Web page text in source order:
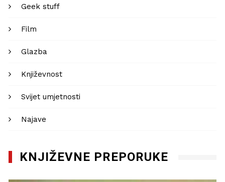
Geek stuff
Film
Glazba
Književnost
Svijet umjetnosti
Najave
KNJIŽEVNE PREPORUKE